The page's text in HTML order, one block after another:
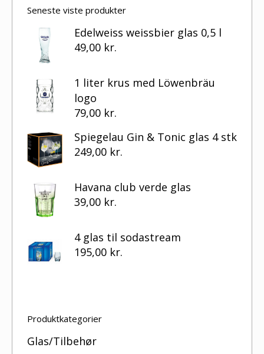
0,5
quantity
Seneste viste produkter
Edelweiss weissbier glas 0,5 l
49,00 kr.
1 liter krus med Löwenbräu
logo
79,00 kr.
Spiegelau Gin & Tonic glas 4 stk
249,00 kr.
Havana club verde glas
39,00 kr.
4 glas til sodastream
195,00 kr.
Produktkategorier
Glas/Tilbehør